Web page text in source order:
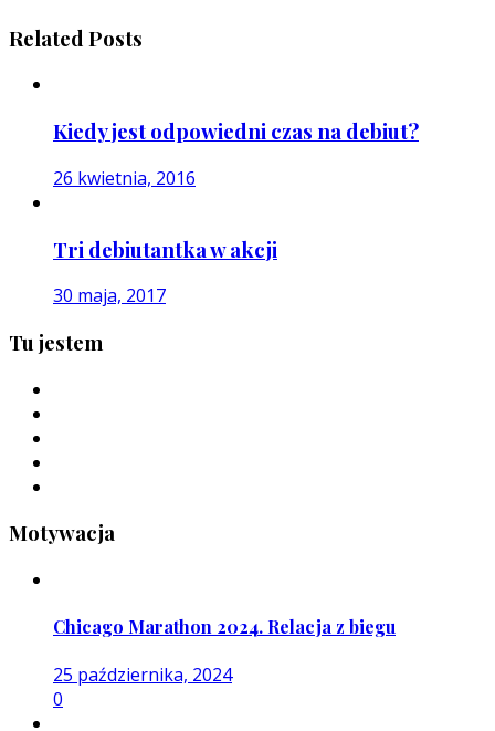
Related Posts
Kiedy jest odpowiedni czas na debiut?
26 kwietnia, 2016
Tri debiutantka w akcji
30 maja, 2017
Tu jestem
Motywacja
Chicago Marathon 2024. Relacja z biegu
25 października, 2024
0